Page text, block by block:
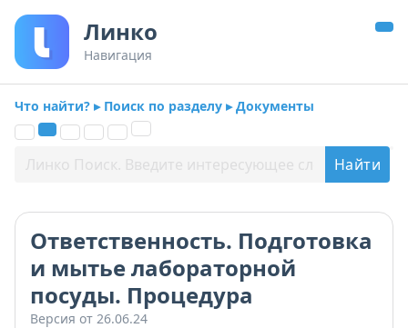
Линко
Навигация
Что найти? ▸ Поиск по разделу ▸ Документы
Ответственность. Подготовка
и мытье лабораторной
посуды. Процедура
Версия от 26.06.24